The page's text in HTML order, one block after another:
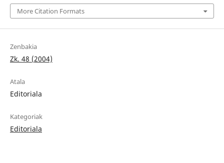
More Citation Formats
Zenbakia
Zk. 48 (2004)
Atala
Editoriala
Kategoriak
Editoriala